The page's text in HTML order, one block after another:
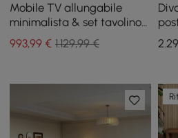
Mobile TV allungabile
minimalista & set tavolino
da caffè Quoint
993,99 € 1.129,99 €